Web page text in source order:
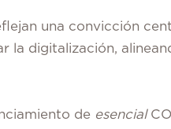
una convicción
la digitalización,
de esencial